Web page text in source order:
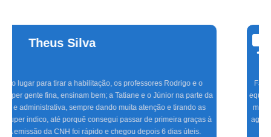
Fazer aulas com a Marinho foi a melhor experiência que tive, com uma
equipe altamente treinada, profissionais de excelente gabarito, foram seis
meses de muita alegria e sucesso do CFC às aulas práticas, só tenho a
agradecer. Espero que os novos condutores tenham a mesma satisfação
que eu.